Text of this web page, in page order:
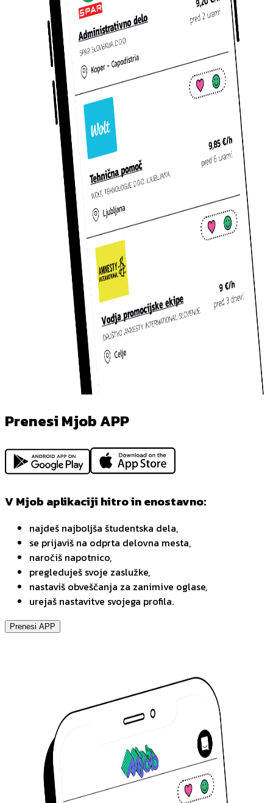
Prenesi Mjob APP
V Mjob aplikaciji hitro in enostavno:
najdeš najboljša študentska dela,
se prijaviš na odprta delovna mesta,
naročiš napotnico,
pregleduješ svoje zaslužke,
nastaviš obveščanja za zanimive oglase,
urejaš nastavitve svojega profila.
Prenesi APP